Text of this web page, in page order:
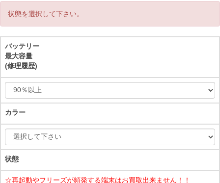
状態を選択して下さい。
バッテリー
最大容量
(修理履歴)
カラー
状態
☆再起動やフリーズが頻発する端末はお買取出来ません！！